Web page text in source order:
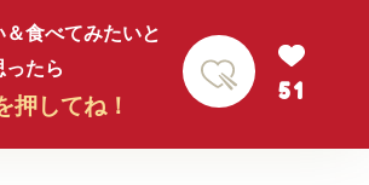
食べてみたいと
ったら
押してね！
51